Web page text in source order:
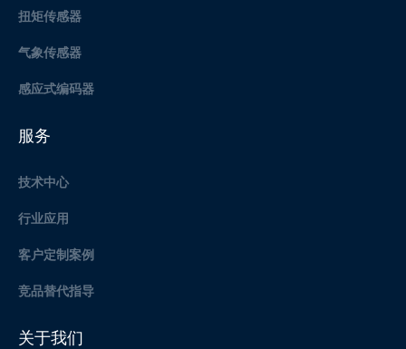
扭矩传感器
气象传感器
感应式编码器
服务
技术中心
行业应用
客户定制案例
竞品替代指导
关于我们